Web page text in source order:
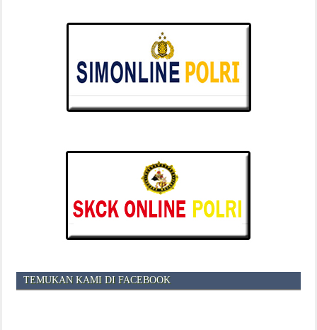
TEMUKAN KAMI DI FACEBOOK